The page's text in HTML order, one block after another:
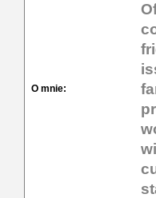
O mnie: